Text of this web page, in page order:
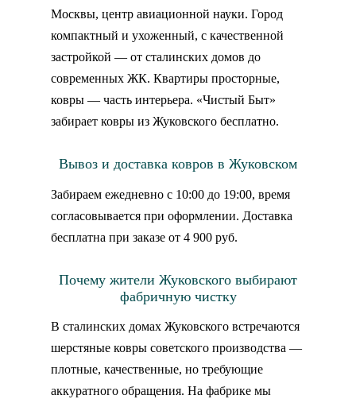
Москвы, центр авиационной науки. Город
компактный и ухоженный, с качественной
застройкой — от сталинских домов до
современных ЖК. Квартиры просторные,
ковры — часть интерьера. «Чистый Быт»
забирает ковры из Жуковского бесплатно.
Вывоз и доставка ковров в Жуковском
Забираем ежедневно с 10:00 до 19:00, время
согласовывается при оформлении. Доставка
бесплатна при заказе от 4 900 руб.
Почему жители Жуковского выбирают
фабричную чистку
В сталинских домах Жуковского встречаются
шерстяные ковры советского производства —
плотные, качественные, но требующие
аккуратного обращения. На фабрике мы